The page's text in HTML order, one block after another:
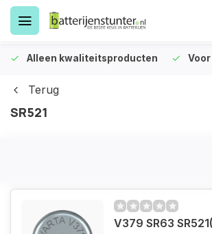
Alleen kwaliteitsproducten
Terug
SR521
V379 SR63